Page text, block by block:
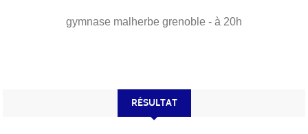
gymnase malherbe grenoble - à 20h
RÉSULTAT